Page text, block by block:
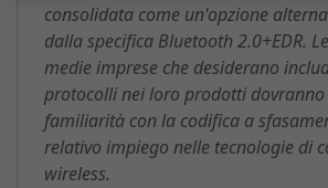
consolidata come un'opzione
dalla specifica Bluetooth 2.0+EDR.
medie imprese che desiderano
protocolli nei loro prodotti
familiarità con la codifica a
relativo impiego nelle tecnologie di
wireless.